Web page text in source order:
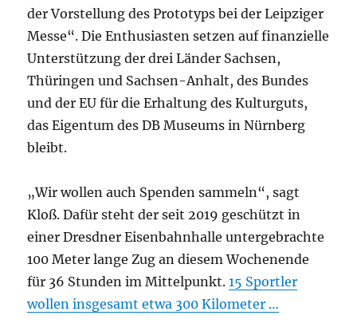
der Vorstellung des Prototyps bei der Leipziger
Messe“. Die Enthusiasten setzen auf finanzielle
Unterstützung der drei Länder Sachsen,
Thüringen und Sachsen-Anhalt, des Bundes
und der EU für die Erhaltung des Kulturguts,
das Eigentum des DB Museums in Nürnberg
bleibt.
„Wir wollen auch Spenden sammeln“, sagt
Kloß. Dafür steht der seit 2019 geschützt in
einer Dresdner Eisenbahnhalle untergebrachte
100 Meter lange Zug an diesem Wochenende
für 36 Stunden im Mittelpunkt.15 Sportler
wollen insgesamt etwa 300 Kilometer …